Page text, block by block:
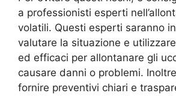
a professionisti esperti
volatili. Questi esperti saranno
valutare la situazione e
ed efficaci per allontanare gli
causare danni o problemi.
fornire preventivi chiari e